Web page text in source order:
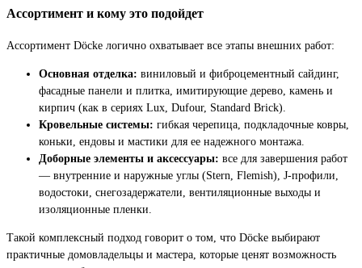
Ассортимент и кому это подойдет
Ассортимент Döcke логично охватывает все этапы внешних работ:
Основная отделка: виниловый и фиброцементный сайдинг,
фасадные панели и плитка, имитирующие дерево, камень и
кирпич (как в сериях Lux, Dufour, Standard Brick).
Кровельные системы: гибкая черепица, подкладочные ковры,
коньки, ендовы и мастики для ее надежного монтажа.
Доборные элементы и аксессуары: все для завершения работ
— внутренние и наружные углы (Stern, Flemish), J-профили,
водостоки, снегозадержатели, вентиляционные выходы и
изоляционные пленки.
Такой комплексный подход говорит о том, что Döcke выбирают
практичные домовладельцы и мастера, которые ценят возможность